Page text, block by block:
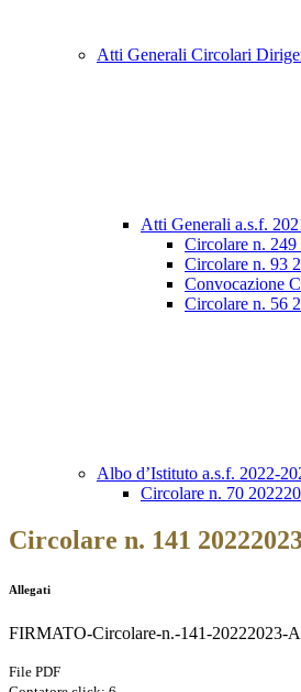
Atti Generali Circolari
Atti Generali a.s.f.
Circolare n. 249
Circolare n. 93
Convocazione
Circolare n. 56
Albo d’Istituto a.s.f. 2022-
Circolare n. 70
Circolare n. 141
Allegati
FIRMATO-Circolare-n.-141-20222023-
File PDF